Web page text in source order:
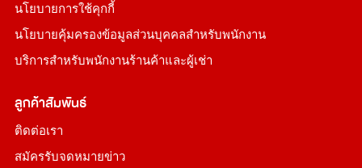
นโยบายการใช้คุกกี้
นโยบายคุ้มครองข้อมูลส่วนบุคคลสำหรับพนักงาน
บริการสำหรับพนักงานร้านค้าและผู้เช่า
ลูกค้าสัมพันธ์
ติดต่อเรา
สมัครรับจดหมายข่าว